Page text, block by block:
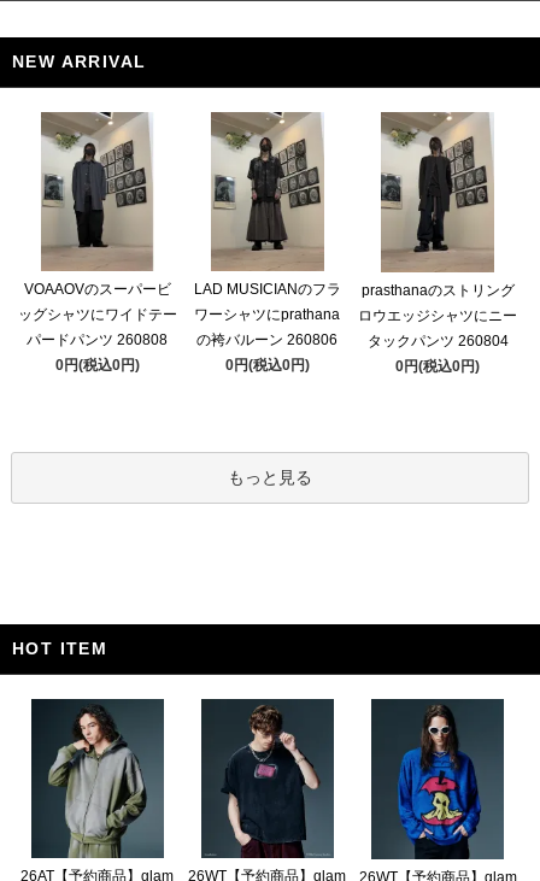
NEW ARRIVAL
VOAAOVのスーパービ
ッグシャツにワイドテー
パードパンツ 260808
0円(税込0円)
LAD MUSICIANのフラ
ワーシャツにprathana
の袴バルーン 260806
0円(税込0円)
prasthanaのストリング
ロウエッジシャツにニー
タックパンツ 260804
0円(税込0円)
もっと見る
HOT ITEM
26AT【予約商品】glam 26WT【予約商品】glam 26WT【予約商品】glam